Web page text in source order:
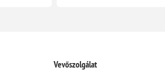
Vevőszolgálat